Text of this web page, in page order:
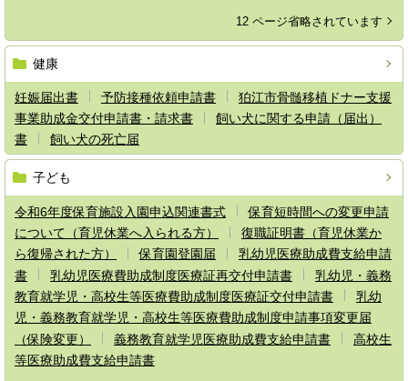
12 ページ省略されています
健康
妊娠届出書 予防接種依頼申請書
狛江市骨髄移植ドナー支援
事業助成金交付申請書・請求書
飼い犬に関する申請（届出）
書
飼い犬の死亡届
子ども
令和6年度保育施設入園申込関連書式
保育短時間への変更申請
について（育児休業へ入られる方）
復職証明書（育児休業か
ら復帰された方）
保育園登園届
乳幼児医療助成費支給申請
書
乳幼児医療費助成制度医療証再交付申請書
乳幼児・義務
教育就学児・高校生等医療費助成制度医療証交付申請書
乳幼
児・義務教育就学児・高校生等医療費助成制度申請事項変更届
（保険変更）
義務教育就学児医療助成費支給申請書
高校生
等医療助成費支給申請書